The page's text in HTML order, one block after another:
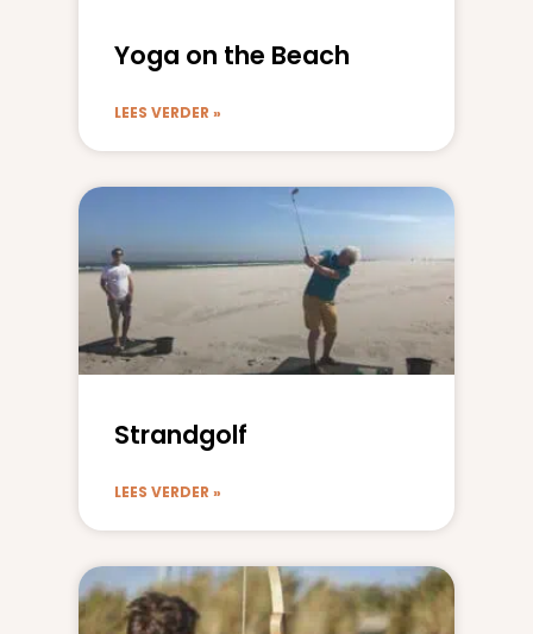
Yoga on the Beach
LEES VERDER »
Strandgolf
LEES VERDER »